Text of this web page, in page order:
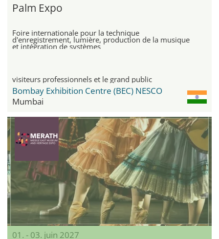
Palm Expo
Foire internationale pour la technique
d'enregistrement, lumière, production de la musique
et intégration de systèmes
visiteurs professionnels et le grand public
Bombay Exhibition Centre (BEC) NESCO
Mumbai
01. - 03. juin 2027